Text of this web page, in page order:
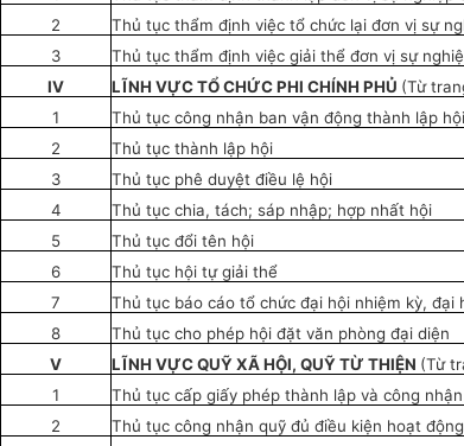
2
Thủ tục thẩm định việc tổ chức lại đơn vị sự
3
Thủ tục thẩm định việc giải thể đơn vị sự
IV
LĨNH VỰC TỔ CHỨC PHI CHÍNH PHỦ (Từ
1
Thủ tục công nhận ban vận động thành lập
2
Thủ tục thành lập hội
3
Thủ tục phê duyệt điều lệ hội
4
Thủ tục chia, tách; sáp nhập; hợp nhất hội
5
Thủ tục đổi tên hội
6
Thủ tục hội tự giải thể
7
Thủ tục báo cáo tổ chức đại hội nhiệm kỳ, đại
8
Thủ tục cho phép hội đặt văn phòng đại diện
V
LĨNH VỰC QUỸ XÃHỘI, QUỸ TỪ THIỆN (Từ
1
Thủ tục cấp giấy phép thành lập và công
2
Thủ tục công nhận quỹ đủ điều kiện hoạt